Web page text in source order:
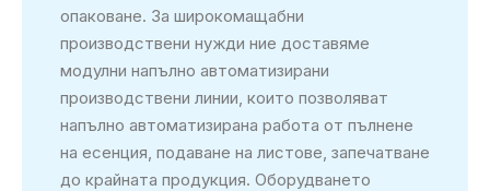
опаковане. За широкомащабни
производствени нужди ние доставяме
модулни напълно автоматизирани
производствени линии, които позволяват
напълно автоматизирана работа от пълнене
на есенция, подаване на листове, запечатване
до крайната продукция. Оборудването